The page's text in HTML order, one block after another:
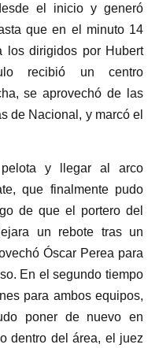
el inicio y generó
que en el minuto 14
los dirigidos por Hubert
recibió un centro
se aprovechó de las
de Nacional, y marcó el
y llegar al arco
que finalmente pudo
de que el portero del
un rebote tras un
Óscar Perea para
En el segundo tiempo
para ambos equipos,
poner de nuevo en
dentro del área, el juez